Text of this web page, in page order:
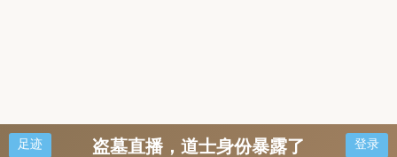
足迹 盗墓直播，道士身份暴露了 登录